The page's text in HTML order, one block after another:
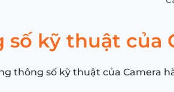
số kỹ thuật của
thông số kỹ thuật của Camera